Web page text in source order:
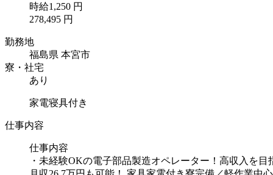
時給1,250 円
278,495 円
勤務地
福島県 本宮市
寮・社宅
あり
家電寝具付き
仕事内容
仕事内容
・未経験OKの電子部品製造オペレーター！高収入を目